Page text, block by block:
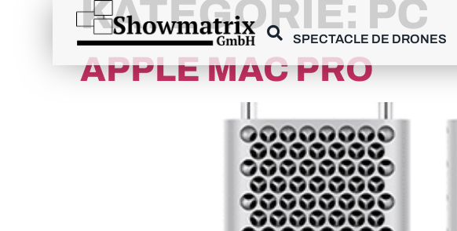
SPECTACLE DE DRONES
KATEGORIE: PC
APPLE MAC PRO